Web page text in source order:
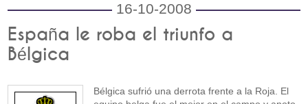
16-10-2008
España le roba el triunfo a
Bélgica
Bélgica sufrió una derrota frente a la Roja. El